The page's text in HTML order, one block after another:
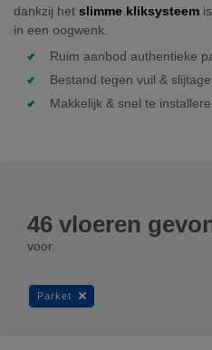
dankzij het slimme kliksysteem
in een oogwenk.
Ruim aanbod authentieke
Bestand tegen vuil & slijtage
Makkelijk & snel te
46 vloeren
voor
Parket